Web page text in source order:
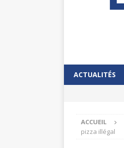
ACTUALITÉS
ACCUEIL
pizza illégal